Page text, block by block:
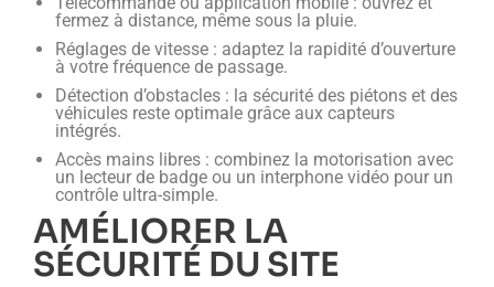
fermez à distance, même sous la pluie.
Réglages de vitesse : adaptez la rapidité d’ouverture
à votre fréquence de passage.
Détection d’obstacles : la sécurité des piétons et des
véhicules reste optimale grâce aux capteurs
intégrés.
Accès mains libres : combinez la motorisation avec
un lecteur de badge ou un interphone vidéo pour un
contrôle ultra-simple.
AMÉLIORER LA
SÉCURITÉ DU SITE